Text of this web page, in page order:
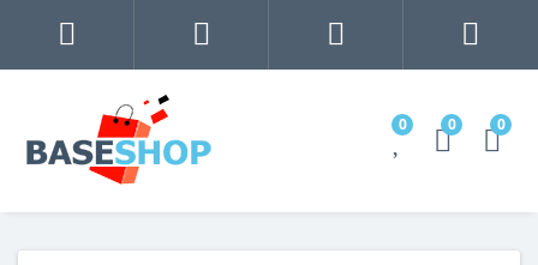
0 0 0